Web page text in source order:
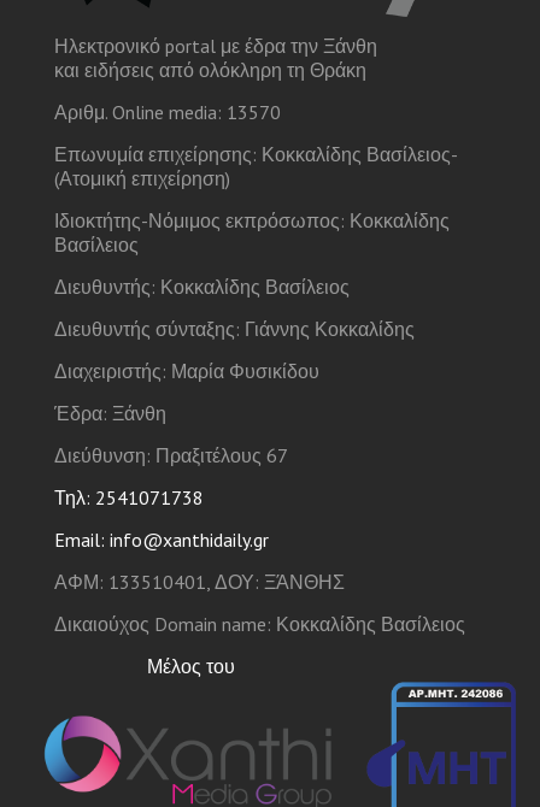
Ηλεκτρονικό portal με έδρα την Ξάνθη
και ειδήσεις από ολόκληρη τη Θράκη
Αριθμ. Online media: 13570
Επωνυμία επιχείρησης: Κοκκαλίδης Βασίλειος-
(Ατομική επιχείρηση)
Ιδιοκτήτης-Νόμιμος εκπρόσωπος: Κοκκαλίδης
Βασίλειος
Διευθυντής: Κοκκαλίδης Βασίλειος
Διευθυντής σύνταξης: Γιάννης Κοκκαλίδης
Διαχειριστής: Μαρία Φυσικίδου
Έδρα: Ξάνθη
Διεύθυνση: Πραξιτέλους 67
Τηλ: 2541071738
Email: info@xanthidaily.gr
ΑΦΜ: 133510401, ΔΟΥ: ΞΆΝΘΗΣ
Δικαιούχος Domain name: Κοκκαλίδης Βασίλειος
Μέλος του